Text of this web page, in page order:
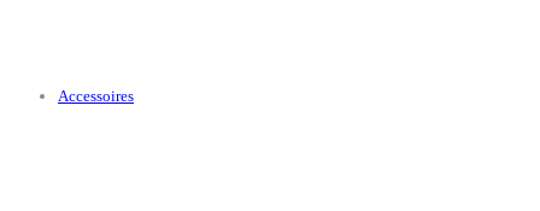
Accessoires